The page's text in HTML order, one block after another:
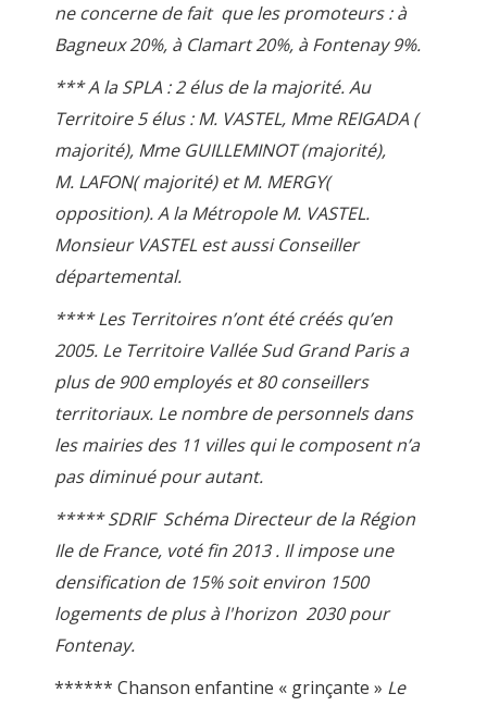
ne concerne de fait que les promoteurs : à
Bagneux 20%, à Clamart 20%, à Fontenay 9%.
*** A la SPLA : 2 élus de la majorité. Au
Territoire 5 élus : M. VASTEL, Mme REIGADA (
majorité), Mme GUILLEMINOT (majorité),
M. LAFON( majorité) et M. MERGY(
opposition). A la Métropole M. VASTEL.
Monsieur VASTEL est aussi Conseiller
départemental.
**** Les Territoires n’ont été créés qu’en
2005. Le Territoire Vallée Sud Grand Paris a
plus de 900 employés et 80 conseillers
territoriaux. Le nombre de personnels dans
les mairies des 11 villes qui le composent n’a
pas diminué pour autant.
***** SDRIF Schéma Directeur de la Région
Ile de France, voté fin 2013 . Il impose une
densification de 15% soit environ 1500
logements de plus à l'horizon 2030 pour
Fontenay.
****** Chanson enfantine « grinçante » Le